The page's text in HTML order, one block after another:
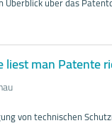
liest man Patente
von technischen